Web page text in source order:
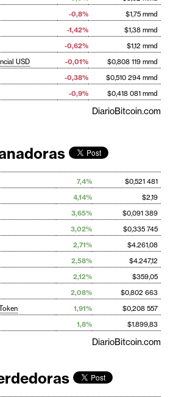
-0,8%
$1,75 mmd
-1,42%
$1,38 mmd
-0,62%
$1,12 mmd
USD -0,01%
$0,808 119 mmd
-0,38%
$0,510 294 mmd
-0,9% $0,418 081 mmd
DiarioBitcoin.com
7,4%
$0,521 481
4,14%
$2,19
3,65%
$0,091 389
3,02%
$0,335 745
2,71%
$4.261,08
2,58%
$4.247,12
2,12%
$359,05
2,08%
$0,802 663
1,91%
$0,208 557
1,8% $1.899,83
DiarioBitcoin.com